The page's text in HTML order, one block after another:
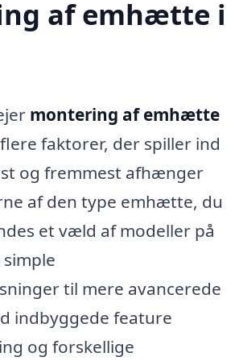
af emhætte i
montering af emhætte
faktorer, der spiller ind
og fremmest afhænger
af den type emhætte, du
et væld af modeller på
til mere avancerede
indbyggede feature
og forskellige